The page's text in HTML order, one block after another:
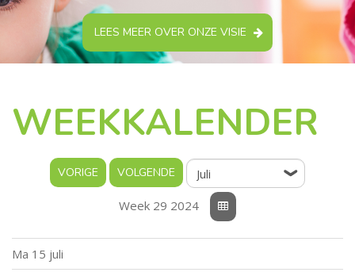
LEES MEER OVER ONZE VISIE
WEEKKALENDER
Week 29 2024
Ma 15 juli